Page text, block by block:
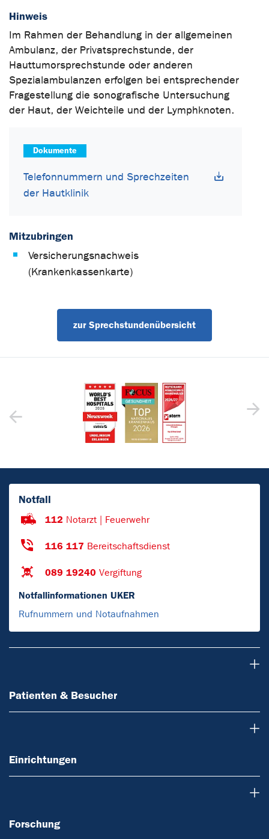
Hinweis
Im Rahmen der Behandlung in der allgemeinen
Ambulanz, der Privatsprechstunde, der
Hauttumorsprechstunde oder anderen
Spezialambulanzen erfolgen bei entsprechender
Fragestellung die sonografische Untersuchung
der Haut, der Weichteile und der Lymphknoten.
Dokumente
Telefonnummern und Sprechzeiten
der Hautklinik
Mitzubringen
Versicherungsnachweis
(Krankenkassenkarte)
zur Sprechstundenübersicht
Notfall
112 Notarzt | Feuerwehr
116 117 Bereitschaftsdienst
089 19240 Vergiftung
Notfallinformationen UKER
Rufnummern und Notaufnahmen
Patienten & Besucher
Einrichtungen
Forschung